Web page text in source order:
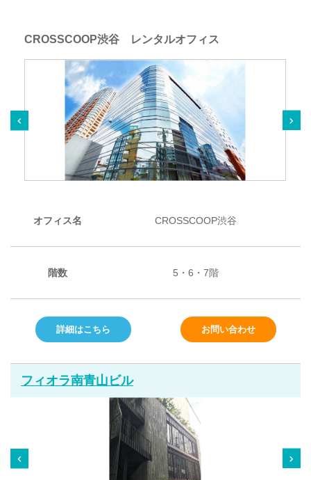
CROSSCOOP渋谷 レンタルオフィス
オフィス名 CROSSCOOP渋谷
階数 5・6・7階
詳細はこちら お問い合わせ
フィオラ南青山ビル